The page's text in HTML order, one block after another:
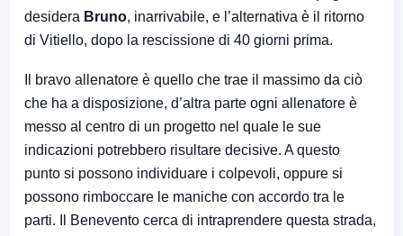
desidera Bruno, inarrivabile, e l’alternativa è il ritorno
di Vitiello, dopo la rescissione di 40 giorni prima.
Il bravo allenatore è quello che trae il massimo da ciò
che ha a disposizione, d’altra parte ogni allenatore è
messo al centro di un progetto nel quale le sue
indicazioni potrebbero risultare decisive. A questo
punto si possono individuare i colpevoli, oppure si
possono rimboccare le maniche con accordo tra le
parti. Il Benevento cerca di intraprendere questa strada,